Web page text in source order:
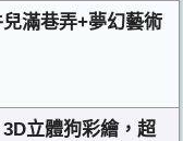
兒滿巷弄+夢幻藝術
立體狗彩繪，超